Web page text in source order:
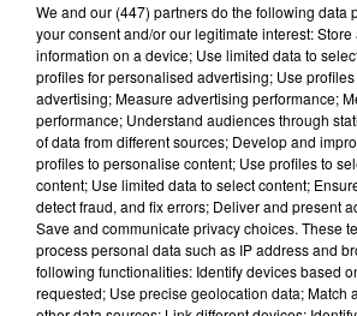
Lecture (2 min 22 sec)
We and our (447) partnersdo the following data
your consent and/or our legitimate interest:
information on a device; Use limited data to
profiles for personalised advertising; Use
advertising; Measure advertising performance;
performance; Understand audiences through
of data from different sources; Develop and
profiles to personalise content; Use profiles to
content; Use limited data to select content;
detect fraud, and fix errors; Deliver and present
Save and communicate privacy choices. These
process personal data such as IP address and
following functionalities: Identify devices based
requested; Use precise geolocation data; Match